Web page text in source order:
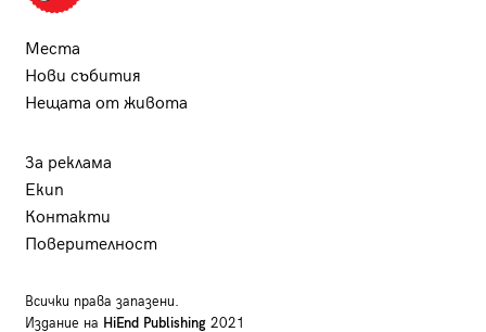
Места
Нови събития
Нещата от живота
За реклама
Екип
Контакти
Поверителност
Всички права запазени.
Издание на HiEnd Publishing2021